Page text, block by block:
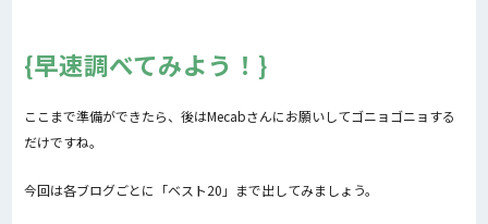
早速調べてみよう！
ここまで準備ができたら、後はMecabさんにお願いしてゴニョゴニョする
だけですね。
今回は各ブログごとに「ベスト20」まで出してみましょう。